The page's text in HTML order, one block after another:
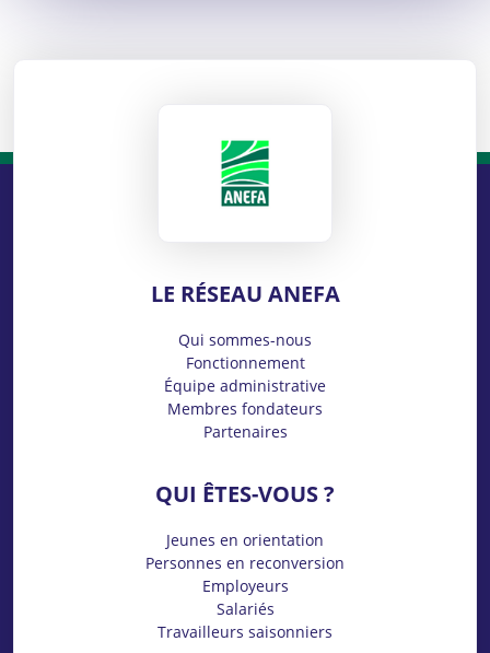
LE RÉSEAU ANEFA
Qui sommes-nous
Fonctionnement
Équipe administrative
Membres fondateurs
Partenaires
QUI ÊTES-VOUS ?
Jeunes en orientation
Personnes en reconversion
Employeurs
Salariés
Travailleurs saisonniers